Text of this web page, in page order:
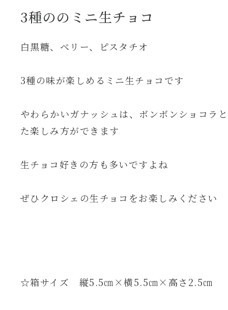
3種ののミニ生チョコ
白黒糖、ベリー、ピスタチオ
3種の味が楽しめるミニ生チョコです
やわらかいガナッシュは、ボンボンショコラ
た楽しみ方ができます
生チョコ好きの方も多いですよね
ぜひクロシェの生チョコをお楽しみください
☆箱サイズ 縦5.5㎝×横5.5㎝×高さ2.5㎝